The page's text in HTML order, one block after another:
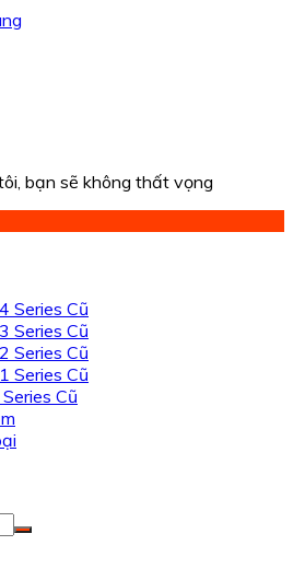
bạn sẽ không thất vọng
Series Cũ
Series Cũ
Series Cũ
Series Cũ
Cũ